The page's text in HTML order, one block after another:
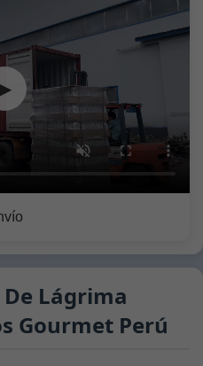
Lágrima
Gourmet Perú